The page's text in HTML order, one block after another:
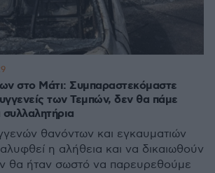
στο Μάτι: Συμπαραστεκόμαστε
των Τεμπών, δεν θα πάμε
θανόντων και εγκαυματιών
η αλήθεια και να δικαιωθούν
θα ήταν σωστό να παρευρεθούμε